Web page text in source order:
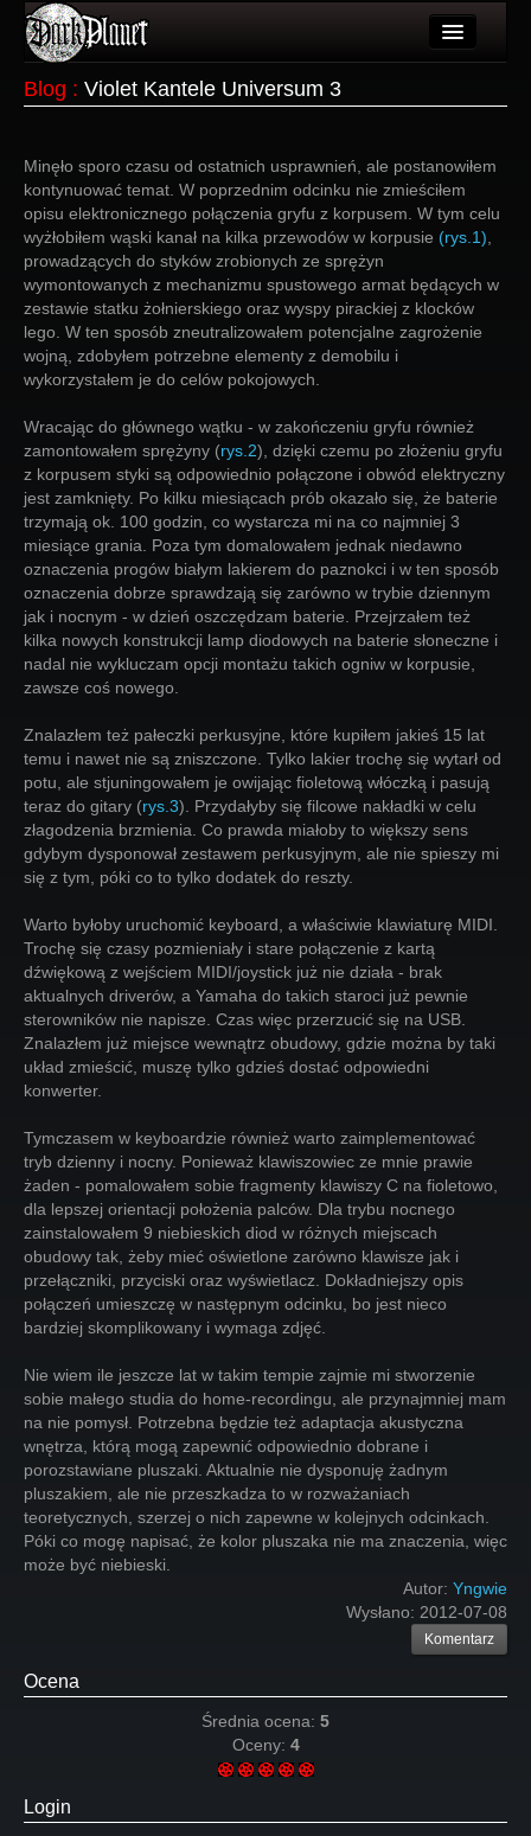
Wydarzenia
Galeria
Forum
Więcej
Login
Blog : Violet Kantele Universum 3
Minęło sporo czasu od ostatnich usprawnień, ale postanowiłem
kontynuować temat. W poprzednim odcinku nie zmieściłem
opisu elektronicznego połączenia gryfu z korpusem. W tym celu
wyżłobiłem wąski kanał na kilka przewodów w korpusie (rys.1)
prowadzących do styków zrobionych ze sprężyn
wymontowanych z mechanizmu spustowego armat będących w
zestawie statku żołnierskiego oraz wyspy pirackiej z klocków
lego. W ten sposób zneutralizowałem potencjalne zagrożenie
wojną, zdobyłem potrzebne elementy z demobilu i
wykorzystałem je do celów pokojowych.
Wracając do głównego wątku - w zakończeniu gryfu również
zamontowałem sprężyny (rys.2), dzięki czemu po złożeniu gryfu
z korpusem styki są odpowiednio połączone i obwód elektryczny
jest zamknięty. Po kilku miesiącach prób okazało się, że baterie
trzymają ok. 100 godzin, co wystarcza mi na co najmniej 3
miesiące grania. Poza tym domalowałem jednak niedawno
oznaczenia progów białym lakierem do paznokci i w ten sposób
oznaczenia dobrze sprawdzają się zarówno w trybie dziennym
jak i nocnym - w dzień oszczędzam baterie. Przejrzałem też
kilka nowych konstrukcji lamp diodowych na baterie słoneczne i
nadal nie wykluczam opcji montażu takich ogniw w korpusie,
zawsze coś nowego.
Znalazłem też pałeczki perkusyjne, które kupiłem jakieś 15 lat
temu i nawet nie są zniszczone. Tylko lakier trochę się wytarł od
potu, ale stjuningowałem je owijając fioletową włóczką i pasują
teraz do gitary (rys.3). Przydałyby się filcowe nakładki w celu
złagodzenia brzmienia. Co prawda miałoby to większy sens
gdybym dysponował zestawem perkusyjnym, ale nie spieszy mi
się z tym, póki co to tylko dodatek do reszty.
Warto byłoby uruchomić keyboard, a właściwie klawiaturę MIDI.
Trochę się czasy pozmieniały i stare połączenie z kartą
dźwiękową z wejściem MIDI/joystick już nie działa - brak
aktualnych driverów, a Yamaha do takich staroci już pewnie
sterowników nie napisze. Czas więc przerzucić się na USB.
Znalazłem już miejsce wewnątrz obudowy, gdzie można by taki
układ zmieścić, muszę tylko gdzieś dostać odpowiedni
konwerter.
Tymczasem w keyboardzie również warto zaimplementować
tryb dzienny i nocny. Ponieważ klawiszowiec ze mnie prawie
żaden - pomalowałem sobie fragmenty klawiszy C na fioletowo,
dla lepszej orientacji położenia palców. Dla trybu nocnego
zainstalowałem 9 niebieskich diod w różnych miejscach
obudowy tak, żeby mieć oświetlone zarówno klawisze jak i
przełączniki, przyciski oraz wyświetlacz. Dokładniejszy opis
połączeń umieszczę w następnym odcinku, bo jest nieco
bardziej skomplikowany i wymaga zdjęć.
Nie wiem ile jeszcze lat w takim tempie zajmie mi stworzenie
sobie małego studia do home-recordingu, ale przynajmniej mam
na nie pomysł. Potrzebna będzie też adaptacja akustyczna
wnętrza, którą mogą zapewnić odpowiednio dobrane i
porozstawiane pluszaki. Aktualnie nie dysponuję żadnym
pluszakiem, ale nie przeszkadza to w rozważaniach
teoretycznych, szerzej o nich zapewne w kolejnych odcinkach.
Póki co mogę napisać, że kolor pluszaka nie ma znaczenia, więc
może być niebieski.
Autor: Yngwie
Wysłano: 2012-07-08
Komentarz
Ocena
Średnia ocena: 5
Oceny: 4
Login